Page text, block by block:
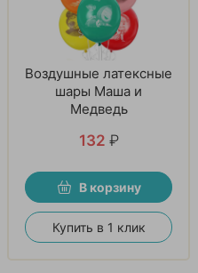
Воздушные латексные
шары Маша и
Медведь
132 ₽
В корзину
Купить в 1 клик